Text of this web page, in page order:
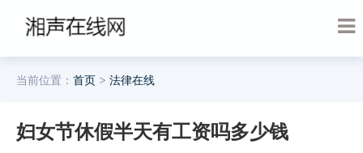
当前位置： 首页 > 法律在线
妇女节休假半天有工资吗多少钱